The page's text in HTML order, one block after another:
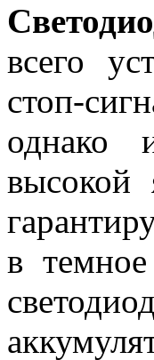
всего
стоп-
однако
высокой
в